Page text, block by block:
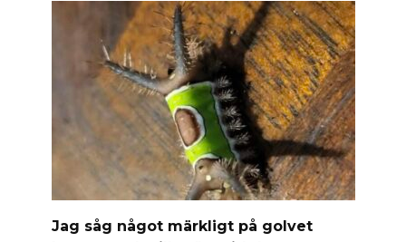
Jag såg något märkligt på golvet